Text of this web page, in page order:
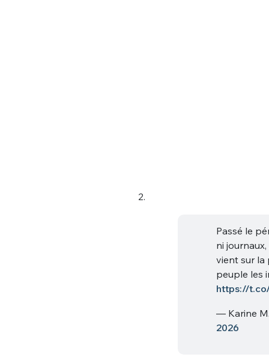
2.
Passé le
ni
vient sur la
peuple les
https://
— Karine
2026